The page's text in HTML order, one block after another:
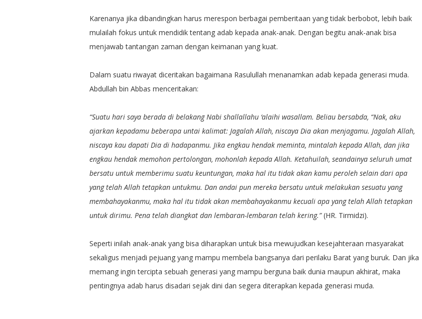
Karenanya jika dibandingkan harus merespon berbagai pemberitaan yang tidak berbobot, lebih baik
mulailah fokus untuk mendidik tentang adab kepada anak-anak. Dengan begitu anak-anak bisa
menjawab tantangan zaman dengan keimanan yang kuat.
Dalam suatu riwayat diceritakan bagaimana Rasulullah menanamkan adab kepada generasi muda.
Abdullah bin Abbas menceritakan:
“Suatu hari saya berada di belakang Nabi shallallahu ‘alaihi wasallam. Beliau bersabda, “Nak, aku
ajarkan kepadamu beberapa untai kalimat: Jagalah Allah, niscaya Dia akan menjagamu. Jagalah Allah,
niscaya kau dapati Dia di hadapanmu. Jika engkau hendak meminta, mintalah kepada Allah, dan jika
engkau hendak memohon pertolongan, mohonlah kepada Allah. Ketahuilah, seandainya seluruh umat
bersatu untuk memberimu suatu keuntungan, maka hal itu tidak akan kamu peroleh selain dari apa
yang telah Allah tetapkan untukmu. Dan andai pun mereka bersatu untuk melakukan sesuatu yang
membahayakanmu, maka hal itu tidak akan membahayakanmu kecuali apa yang telah Allah tetapkan
untuk dirimu. Pena telah diangkat dan lembaran-lembaran telah kering.”(HR. Tirmidzi).
Seperti inilah anak-anak yang bisa diharapkan untuk bisa mewujudkan kesejahteraan masyarakat
sekaligus menjadi pejuang yang mampu membela bangsanya dari perilaku Barat yang buruk. Dan jika
memang ingin tercipta sebuah generasi yang mampu berguna baik dunia maupun akhirat, maka
pentingnya adab harus disadari sejak dini dan segera diterapkan kepada generasi muda.